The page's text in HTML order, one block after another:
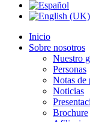
Inicio
Sobre nosotros
Nuestro
Personas
Notas de
Noticias
Brochure